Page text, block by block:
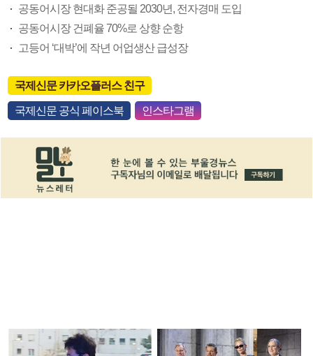
공동어시장 현대화 준공될 2030년, 전자경매 도입
공동어시장 건폐율 70%로 상향 순항
고등어 ‘대박’에 작년 어업생산 급성장
국제신문 카카오플러스 친구
국제신문 공식 페이스북 인스타그램